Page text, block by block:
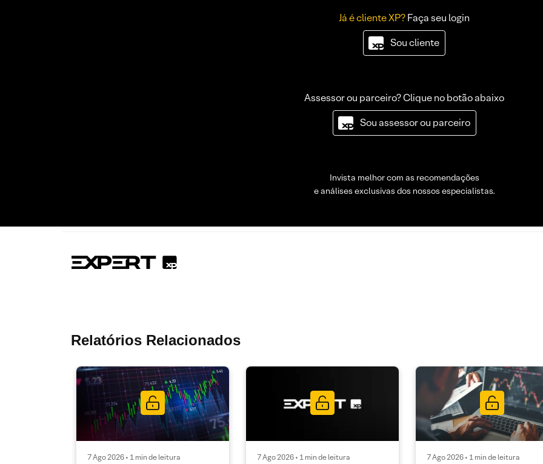
Já é cliente XP?Faça seu login
Sou cliente
Assessor ou parceiro? Clique no botão abaixo
Sou assessor ou parceiro
Invista melhor com as recomendações
e análises exclusivas dos nossos especialistas.
Relatórios Relacionados
7 Ago 2026 • 1 min de leitura 7 Ago 2026 • 1 min de leitura 7 Ago 2026 • 1 min de leitura